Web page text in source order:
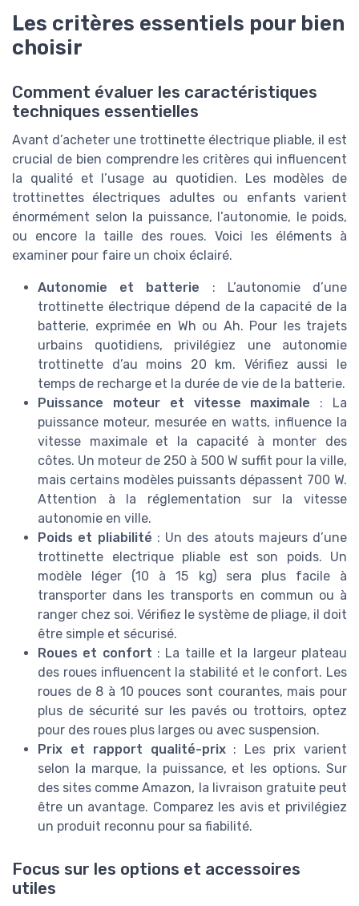
Les critères essentiels pour bien
choisir
Comment évaluer les caractéristiques
techniques essentielles
Avant d’acheter une trottinette électrique pliable, il est
crucial de bien comprendre les critères qui influencent
la qualité et l’usage au quotidien. Les modèles de
trottinettes électriques adultes ou enfants varient
énormément selon la puissance, l’autonomie, le poids,
ou encore la taille des roues. Voici les éléments à
examiner pour faire un choix éclairé.
Autonomie et batterie : L’autonomie d’une
trottinette électrique dépend de la capacité de la
batterie, exprimée en Wh ou Ah. Pour les trajets
urbains quotidiens, privilégiez une autonomie
trottinette d’au moins 20 km. Vérifiez aussi le
temps de recharge et la durée de vie de la batterie.
Puissance moteur et vitesse maximale : La
puissance moteur, mesurée en watts, influence la
vitesse maximale et la capacité à monter des
côtes. Un moteur de 250 à 500 W suffit pour la ville,
mais certains modèles puissants dépassent 700 W.
Attention à la réglementation sur la vitesse
autonomie en ville.
Poids et pliabilité : Un des atouts majeurs d’une
trottinette electrique pliable est son poids. Un
modèle léger (10 à 15 kg) sera plus facile à
transporter dans les transports en commun ou à
ranger chez soi. Vérifiez le système de pliage, il doit
être simple et sécurisé.
Roues et confort : La taille et la largeur plateau
des roues influencent la stabilité et le confort. Les
roues de 8 à 10 pouces sont courantes, mais pour
plus de sécurité sur les pavés ou trottoirs, optez
pour des roues plus larges ou avec suspension.
Prix et rapport qualité-prix: Les prix varient
selon la marque, la puissance, et les options. Sur
des sites comme Amazon, la livraison gratuite peut
être un avantage. Comparez les avis et privilégiez
un produit reconnu pour sa fiabilité.
Focus sur les options et accessoires
utiles